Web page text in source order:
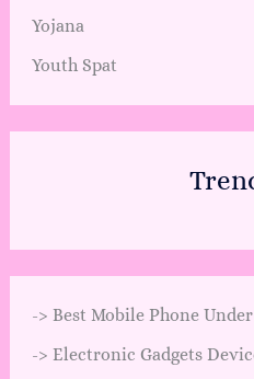
Yojana
Youth Spat
-> Best Mobile Phone
-> Electronic Gadgets